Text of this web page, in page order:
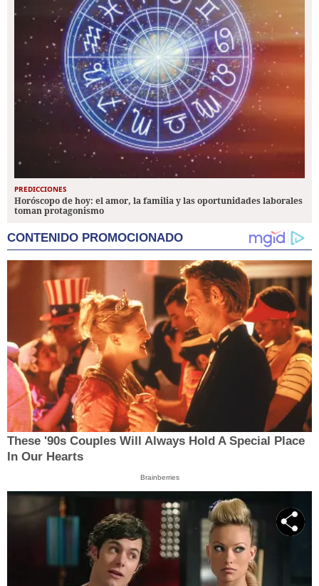
PREDICCIONES
Horóscopo de hoy: el amor, la familia y las oportunidades laborales
toman protagonismo
CONTENIDO PROMOCIONADO
These '90s Couples Will Always Hold A Special Place
In Our Hearts
Brainberries